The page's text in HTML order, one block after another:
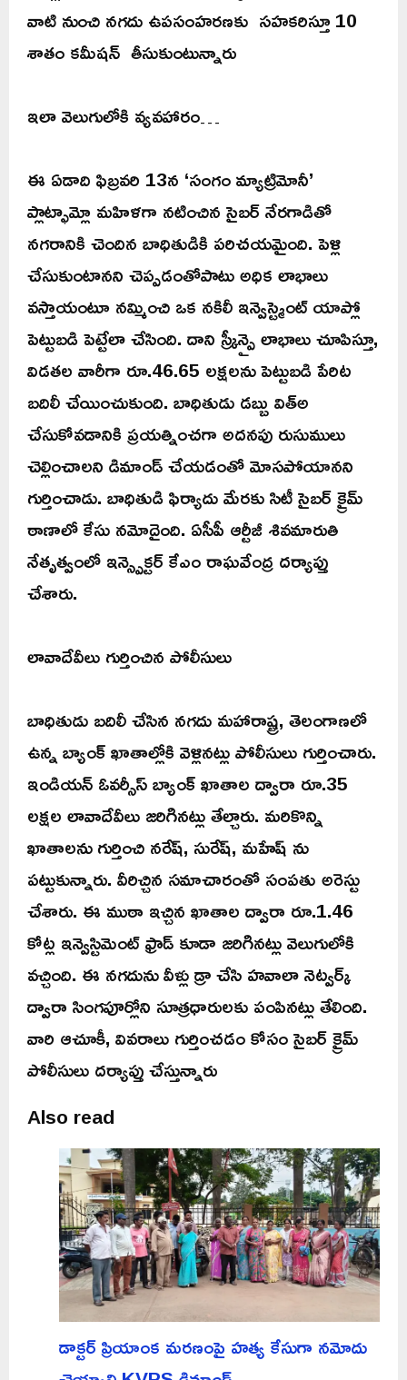
వాటి నుంచి నగదు ఉపసంహరణకు సహకరిస్తూ 10
శాతం కమీషన్ తీసుకుంటున్నారు
ఇలా వెలుగులోకి వ్యవహారం…
ఈ ఏడాది ఫిబ్రవరి 13న ‘సంగం మ్యాట్రిమోనీ’
ప్లాట్ఫామ్లో మహిళగా నటించిన సైబర్ నేరగాడితో
నగరానికి చెందిన బాధితుడికి పరిచయమైంది. పెళ్లి
చేసుకుంటానని చెప్పడంతోపాటు అధిక లాభాలు
వస్తాయంటూ నమ్మించి ఒక నకిలీ ఇన్వెస్ట్మెంట్ యాప్లో
పెట్టుబడి పెట్టేలా చేసింది. దాని స్క్రీన్పై లాభాలు చూపిస్తూ,
విడతల వారీగా రూ.46.65 లక్షలను పెట్టుబడి పేరిట
బదిలీ చేయించుకుంది. బాధితుడు డబ్బు విత్అ
చేసుకోవడానికి ప్రయత్నించగా అదనపు రుసుములు
చెల్లించాలని డిమాండ్ చేయడంతో మోసపోయానని
గుర్తించాడు. బాధితుడి ఫిర్యాదు మేరకు సిటీ సైబర్ క్రైమ్
ఠాణాలో కేసు నమోదైంది. ఏసీపీ ఆర్టీజీ శివమారుతి
నేతృత్వంలో ఇన్స్పెక్టర్ కేఎం రాఘవేంద్ర దర్యాప్తు
చేశారు.
లావాదేవీలు గుర్తించిన పోలీసులు
బాధితుడు బదిలీ చేసిన నగదు మహారాష్ట్ర, తెలంగాణలో
ఉన్న బ్యాంక్ ఖాతాల్లోకి వెళ్లినట్లు పోలీసులు గుర్తించారు.
ఇండియన్ ఓవర్సీస్ బ్యాంక్ ఖాతాల ద్వారా రూ.35
లక్షల లావాదేవీలు జరిగినట్లు తేల్చారు. మరికొన్ని
ఖాతాలను గుర్తించి నరేష్, సురేష్, మహేష్ ను
పట్టుకున్నారు. వీరిచ్చిన సమాచారంతో సంపతు అరెస్టు
చేశారు. ఈ ముఠా ఇచ్చిన ఖాతాల ద్వారా రూ.1.46
కోట్ల ఇన్వెస్టిమెంట్ ఫ్రాడ్ కూడా జరిగినట్లు వెలుగులోకి
వచ్చింది. ఈ నగదును వీళ్లు డ్రా చేసి హవాలా నెట్వర్క్
ద్వారా సింగపూర్లోని సూత్రధారులకు పంపినట్లు తేలింది.
వారి ఆచూకీ, వివరాలు గుర్తించడం కోసం సైబర్ క్రైమ్
పోలీసులు దర్యాప్తు చేస్తున్నారు
Also read
డాక్టర్ ప్రియాంక మరణంపై హత్య కేసుగా నమోదు